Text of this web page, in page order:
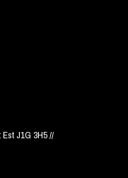
J1G 3H5 //